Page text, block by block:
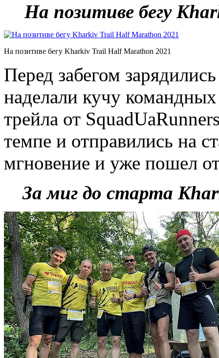
На позитиве бегу
На позитиве бегу Kharkiv Trail Half Marathon 2021
Перед забегом
наделали кучу
трейла от
темпе и отправились на
мгновение и уже пошел
За миг до старта